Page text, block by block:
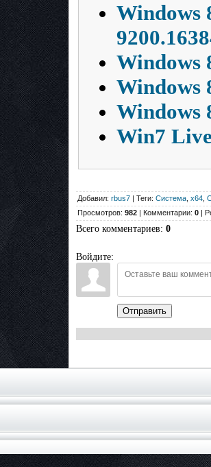
Windows
Windows
Windows
Windows
Win7
Добавил: rbus7 | Теги: Система x64
Просмотров: 982 | Комментарии: 0 |
Всего комментариев: 0
Войдите:
Отправить